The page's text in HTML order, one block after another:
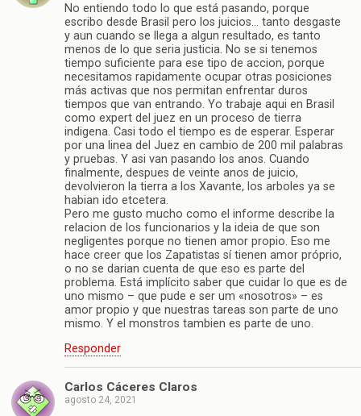
No entiendo todo lo que está pasando, porque
escribo desde Brasil pero los juicios… tanto desgaste
y aun cuando se llega a algun resultado, es tanto
menos de lo que seria justicia. No se si tenemos
tiempo suficiente para ese tipo de accion, porque
necesitamos rapidamente ocupar otras posiciones
más activas que nos permitan enfrentar duros
tiempos que van entrando. Yo trabaje aqui en Brasil
como expert del juez en un proceso de tierra
indigena. Casi todo el tiempo es de esperar. Esperar
por una linea del Juez en cambio de 200 mil palabras
y pruebas. Y asi van pasando los anos. Cuando
finalmente, despues de veinte anos de juicio,
devolvieron la tierra a los Xavante, los arboles ya se
habian ido etcetera.
Pero me gusto mucho como el informe describe la
relacion de los funcionarios y la ideia de que son
negligentes porque no tienen amor propio. Eso me
hace creer que los Zapatistas sí tienen amor próprio,
o no se darian cuenta de que eso es parte del
problema. Está implícito saber que cuidar lo que es de
uno mismo – que pude e ser um «nosotros» – es
amor propio y que nuestras tareas son parte de uno
mismo. Y el monstros tambien es parte de uno.
Responder
Carlos Cáceres Claros
agosto 24, 2021